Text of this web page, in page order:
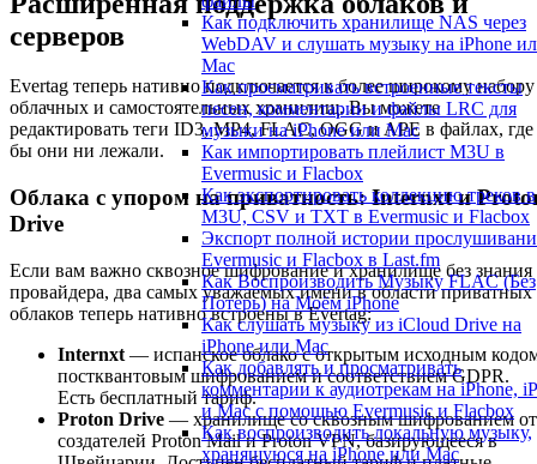
Как подключить хранилище NAS через
WebDAV и слушать музыку на iPhone
Mac
Как просматривать встроенные тексты
песен, комментарии и файлы LRC для
музыки на iPhone или Mac
Как импортировать плейлист M3U в
Evermusic и Flacbox
Как экспортировать коллекцию треков в
M3U, CSV и TXT в Evermusic и Flacbox
Экспорт полной истории
Evermusic и Flacbox в Last.fm
Как Воспроизводить Музыку FLAC (Без
Потерь) на Моём iPhone
Как слушать музыку из iCloud Drive на
iPhone или Mac
Как добавлять и просматривать
комментарии к аудиотрекам на iPhone,
и Mac с помощью Evermusic и Flacbox
Как воспроизводить локальную музыку,
хранящуюся на iPhone или Mac
серверов
Evertag теперь нативно подключается к более широкому набору
облачных и самостоятельных хранилищ. Вы можете
редактировать теги ID3, MP4, FLAC, OGG и APE в файлах, где
бы они ни лежали.
Облака с упором на приватность: Internxt и
Drive
Если вам важно сквозное шифрование и хранилище без знания
провайдера, два самых уважаемых имени в области приватных
облаков теперь нативно встроены в Evertag:
Internxt — испанское облако с открытым исходным
постквантовым шифрованием и соответствием GDPR.
Есть бесплатный тариф.
Proton Drive — хранилище со сквозным шифрованием от
создателей Proton Mail и Proton VPN, базирующееся в